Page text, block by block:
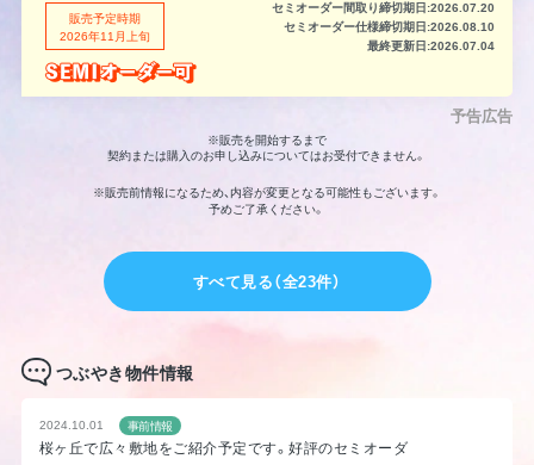
セミオーダー間取り締切期日:2026.07.20
セミオーダー仕様締切期日:2026.08.10
最終更新日:2026.07.04
販売予定時期
2026年11月上旬
※販売を開始するまで
契約または購入のお申し込みについてはお受付できません。
予告広告
※販売前情報になるため、内容が変更となる可能性もございます。
予めご了承ください。
すべて見る（全23件）
つぶやき物件情報
2024.10.01 事前情報
桜ヶ丘で広々敷地をご紹介予定です。好評のセミオーダ